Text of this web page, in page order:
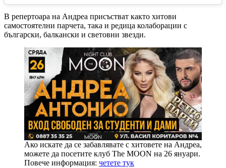
В репертоара на Андреа присъстват както хитови
самостоятелни парчета, така и редица колаборации с
български, балкански и световни звезди.
Ако искате да се забавлявате с хитовете на Андреа,
можете да посетите клуб The MOON на 26 януари.
Повече информация: четете тук